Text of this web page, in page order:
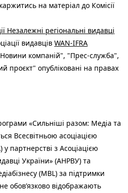
на матеріал до Комісії
Незалежні регіональні видавці
видавців WAN-IFRA
компаній", "Прес-служба",
проєкт" опубліковані на правах
«Сильніші разом: Медіа та
Всесвітньою асоціацією
партнерстві з Асоціацією
України» (АНРВУ) та
(MBL) за підтримки
обов’язково відображають